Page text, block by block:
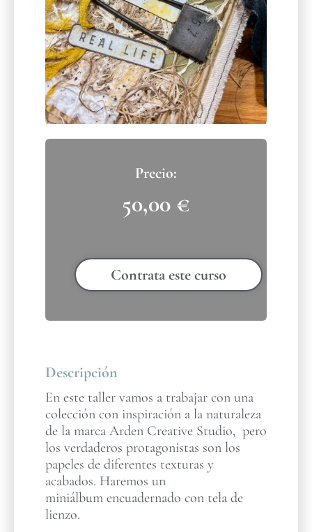
50,00 €
Contrata este curso
Descripción
En este taller vamos a trabajar con una
colección con inspiración a la naturaleza
de la marca Arden Creative Studio, pero
los verdaderos protagonistas son los
papeles de diferentes texturas y
acabados. Haremos un
miniálbum encuadernado con tela de
lienzo.